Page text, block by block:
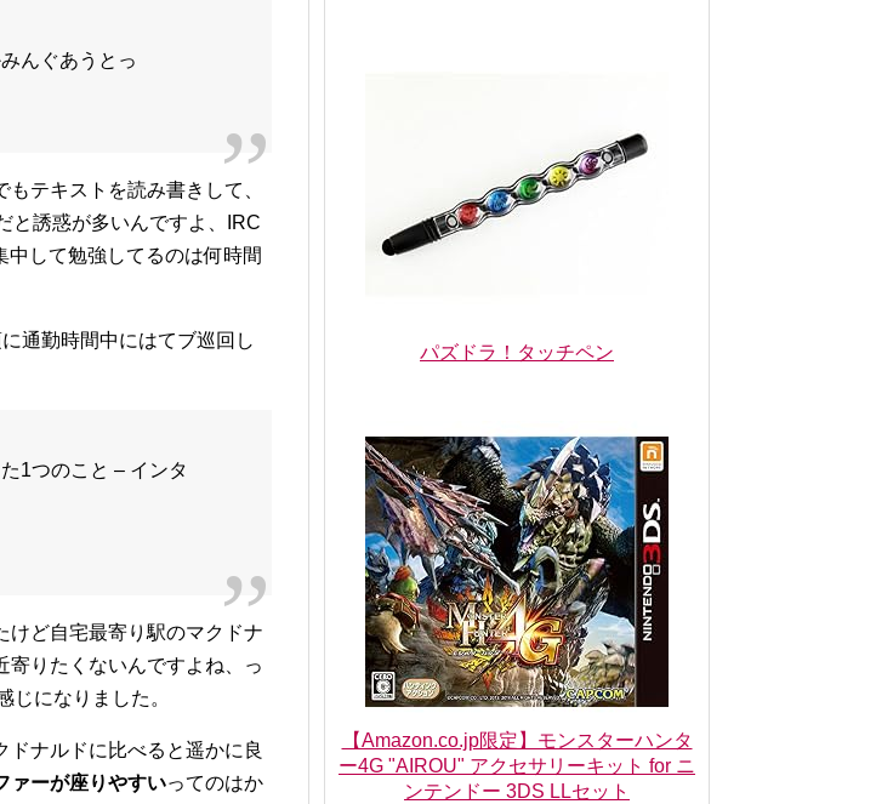
んぐあうとっ
テキストを読み書きして、
と誘惑が多いんですよ、IRC
して勉強してるのは何時間
通勤時間中にはてブ巡回し
1つのこと – インタ
けど自宅最寄り駅のマクドナ
寄りたくないんですよね、っ
じになりました。
ナルドに比べると遥かに良
ァーが座りやすいってのはか
パズドラ！タッチペン
【Amazon.co.jp限定】モンスターハンタ
ー4G "AIROU" アクセサリーキット for ニ
ンテンドー 3DS LLセット